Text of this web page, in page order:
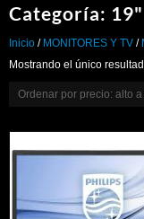
Categoría: 19"
Inicio / MONITORES Y TV /
Mostrando el único